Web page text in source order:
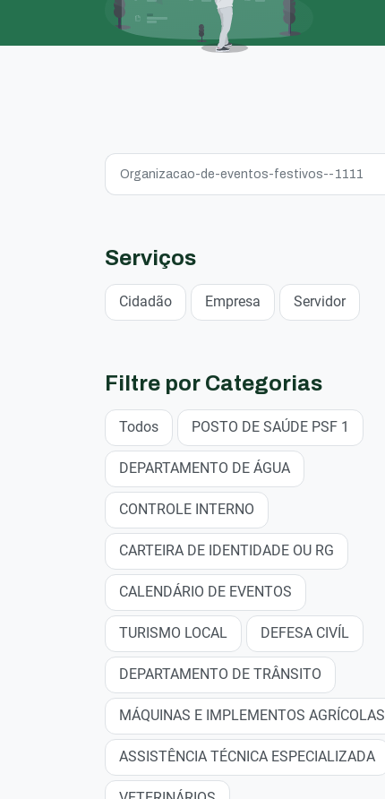
Serviços
Cidadão Empresa Servidor
Filtre por Categorias
Todos POSTO DE SAÚDE PSF 1
DEPARTAMENTO DE ÁGUA
CONTROLE INTERNO
CARTEIRA DE IDENTIDADE OU RG
CALENDÁRIO DE EVENTOS
TURISMO LOCAL DEFESA CIVÍL
DEPARTAMENTO DE TRÂNSITO
MÁQUINAS E IMPLEMENTOS AGRÍCOLAS
ASSISTÊNCIA TÉCNICA ESPECIALIZADA